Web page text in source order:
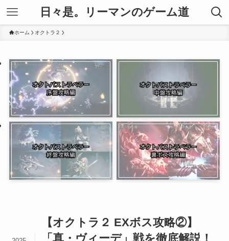
日々是。リーマンのゲーム道
ホーム オクトラ２
【オクトラ２ EXボス攻略②】
「真・ヴィーデ」戦を徹底解説！